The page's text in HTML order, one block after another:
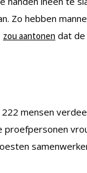
Zo hebben
zou aantonen dat de
mensen
proefpersonen